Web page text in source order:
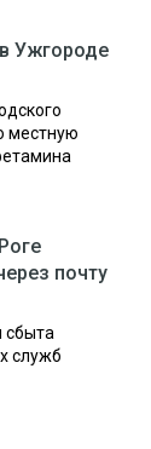
Ужгороде
местную
почту
сбыта
служб